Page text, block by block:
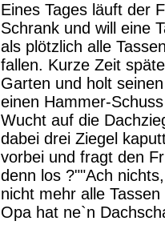
Eines Tages läuft der
Schrank und will eine
als plötzlich alle
fallen. Kurze Zeit
Garten und holt
einen Hammer-
Wucht auf die
dabei drei Ziegel
vorbei und fragt den
denn los ?""Ach
nicht mehr alle
Opa hat ne`n